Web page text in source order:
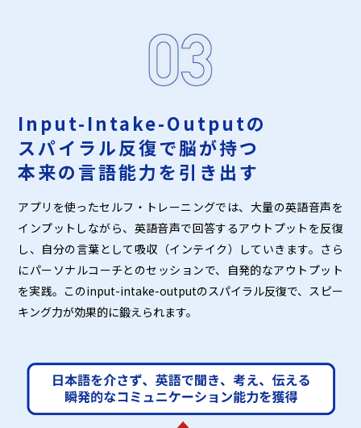
Input-Intake-Outputの
スパイラル反復で脳が持つ
本来の言語能力を引き出す
アプリを使ったセルフ・トレーニングでは、大量の英語音声を
インプットしながら、英語音声で回答するアウトプットを反復
し、自分の言葉として吸収（インテイク）していきます。さら
にパーソナルコーチとのセッションで、自発的なアウトプット
を実践。このinput-intake-outputのスパイラル反復で、スピー
キング力が効果的に鍛えられます。